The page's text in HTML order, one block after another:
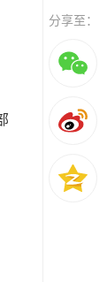
分享至：